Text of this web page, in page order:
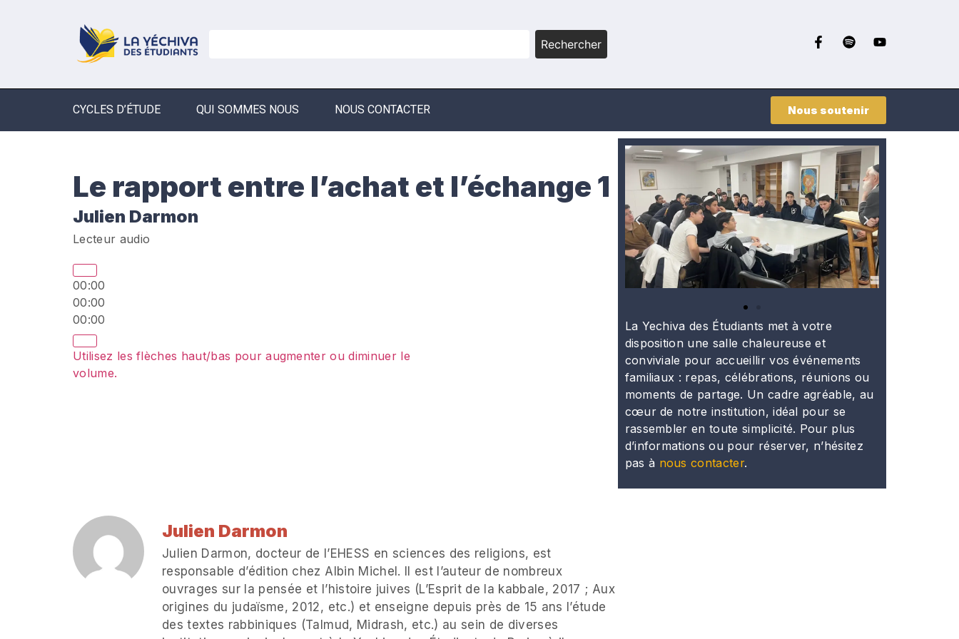
Rechercher
CYCLES D’ÉTUDE QUI SOMMES NOUS NOUS CONTACTER Nous soutenir
Le rapport entre l’achat et l’échange 1
Julien Darmon
Lecteur audio
00:00
00:00
00:00
Utilisez les flèches haut/bas pour augmenter ou diminuer le
volume.
Julien Darmon
Julien Darmon, docteur de l’EHESS en sciences des religions, est
responsable d’édition chez Albin Michel. Il est l’auteur de nombreux
ouvrages sur la pensée et l’histoire juives (L’Esprit de la kabbale, 2017 ; Aux
origines du judaïsme, 2012, etc.) et enseigne depuis près de 15 ans l’étude
des textes rabbiniques (Talmud, Midrash, etc.) au sein de diverses
La Yechiva des Étudiants met à votre
disposition une salle chaleureuse et
conviviale pour accueillir vos événements
familiaux : repas, célébrations, réunions ou
moments de partage. Un cadre agréable, au
cœur de notre institution, idéal pour se
rassembler en toute simplicité. Pour plus
d’informations ou pour réserver, n’hésitez
pas à nous contacter.